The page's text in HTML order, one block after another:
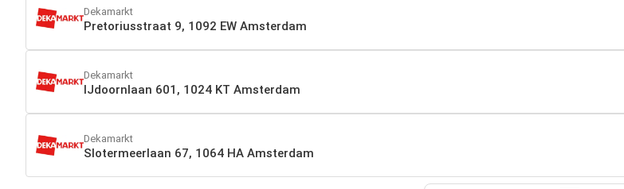
Dekamarkt
Pretoriusstraat 9, 1092 EW Amsterdam
Dekamarkt
IJdoornlaan 601, 1024 KT Amsterdam
Dekamarkt
Slotermeerlaan 67, 1064 HA Amsterdam